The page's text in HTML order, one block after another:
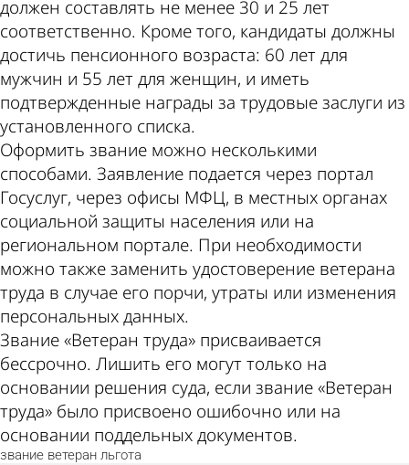
должен составлять не менее 30 и 25 лет
соответственно. Кроме того, кандидаты должны
достичь пенсионного возраста: 60 лет для
мужчин и 55 лет для женщин, и иметь
подтвержденные награды за трудовые заслуги из
установленного списка.
Оформить звание можно несколькими
способами. Заявление подается через портал
Госуслуг, через офисы МФЦ, в местных органах
социальной защиты населения или на
региональном портале. При необходимости
можно также заменить удостоверение ветерана
труда в случае его порчи, утраты или изменения
персональных данных.
Звание «Ветеран труда» присваивается
бессрочно. Лишить его могут только на
основании решения суда, если звание «Ветеран
труда» было присвоено ошибочно или на
основании поддельных документов.
звание ветеран льгота